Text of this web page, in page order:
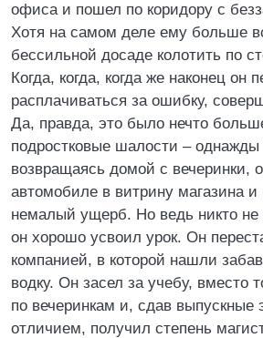
офиса и пошел по коридору с
Хотя на самом деле ему больше
бессильной досаде колотить по
Когда, когда, когда же наконец он
расплачиваться за ошибку,
Да, правда, это было нечто
подростковые шалости –
возвращаясь домой с вечеринки,
автомобиле в витрину магазина и
немалый ущерб. Но ведь никто не
он хорошо усвоил урок. Он
компанией, в которой нашли
водку. Он засел за учебу, вместо
по вечеринкам и, сдав выпускные
отличием, получил степень